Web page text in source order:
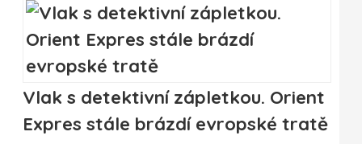
Vlak s detektivní zápletkou. Orient
Expres stále brázdí evropské tratě